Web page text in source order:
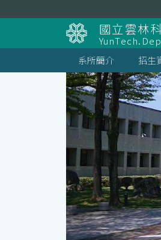
到
主
要
內
容
區
塊
國立雲林
系所簡介
招生